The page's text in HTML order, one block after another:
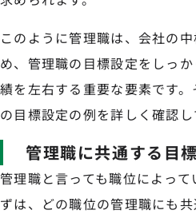
このように管理職は、会社の
め、管理職の目標設定をしっ
績を左右する重要な要素です
の目標設定の例を詳しく確認し
管理職に共通する目
管理職と言っても職位によっ
ずは、どの職位の管理職にも